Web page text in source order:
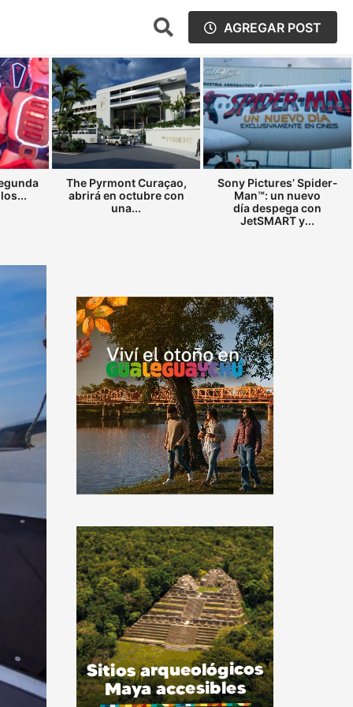
AGREGAR POST
The Pyrmont Curaçao,
abrirá en octubre con
una...
Sony Pictures’ Spider-
Man™: un nuevo
día despega con
JetSMART y...